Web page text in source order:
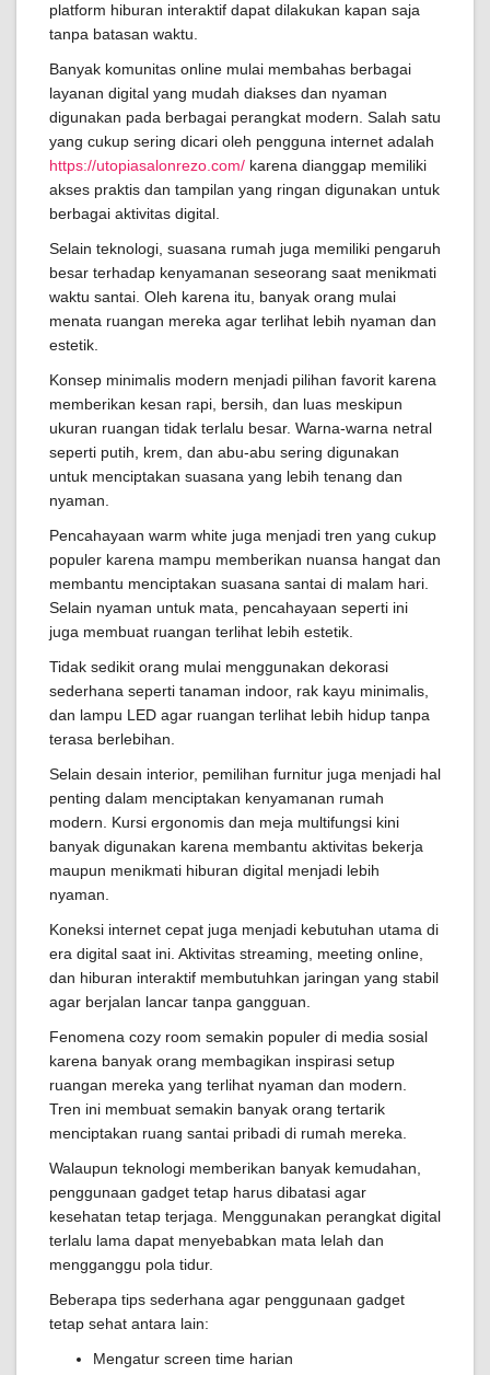
platform hiburan interaktif dapat dilakukan kapan saja
tanpa batasan waktu.
Banyak komunitas online mulai membahas berbagai
layanan digital yang mudah diakses dan nyaman
digunakan pada berbagai perangkat modern. Salah satu
yang cukup sering dicari oleh pengguna internet adalah
https://utopiasalonrezo.com/ karena dianggap memiliki
akses praktis dan tampilan yang ringan digunakan untuk
berbagai aktivitas digital.
Selain teknologi, suasana rumah juga memiliki pengaruh
besar terhadap kenyamanan seseorang saat menikmati
waktu santai. Oleh karena itu, banyak orang mulai
menata ruangan mereka agar terlihat lebih nyaman dan
estetik.
Konsep minimalis modern menjadi pilihan favorit karena
memberikan kesan rapi, bersih, dan luas meskipun
ukuran ruangan tidak terlalu besar. Warna-warna netral
seperti putih, krem, dan abu-abu sering digunakan
untuk menciptakan suasana yang lebih tenang dan
nyaman.
Pencahayaan warm white juga menjadi tren yang cukup
populer karena mampu memberikan nuansa hangat dan
membantu menciptakan suasana santai di malam hari.
Selain nyaman untuk mata, pencahayaan seperti ini
juga membuat ruangan terlihat lebih estetik.
Tidak sedikit orang mulai menggunakan dekorasi
sederhana seperti tanaman indoor, rak kayu minimalis,
dan lampu LED agar ruangan terlihat lebih hidup tanpa
terasa berlebihan.
Selain desain interior, pemilihan furnitur juga menjadi hal
penting dalam menciptakan kenyamanan rumah
modern. Kursi ergonomis dan meja multifungsi kini
banyak digunakan karena membantu aktivitas bekerja
maupun menikmati hiburan digital menjadi lebih
nyaman.
Koneksi internet cepat juga menjadi kebutuhan utama di
era digital saat ini. Aktivitas streaming, meeting online,
dan hiburan interaktif membutuhkan jaringan yang stabil
agar berjalan lancar tanpa gangguan.
Fenomena cozy room semakin populer di media sosial
karena banyak orang membagikan inspirasi setup
ruangan mereka yang terlihat nyaman dan modern.
Tren ini membuat semakin banyak orang tertarik
menciptakan ruang santai pribadi di rumah mereka.
Walaupun teknologi memberikan banyak kemudahan,
penggunaan gadget tetap harus dibatasi agar
kesehatan tetap terjaga. Menggunakan perangkat digital
terlalu lama dapat menyebabkan mata lelah dan
mengganggu pola tidur.
Beberapa tips sederhana agar penggunaan gadget
tetap sehat antara lain:
Mengatur screen time harian